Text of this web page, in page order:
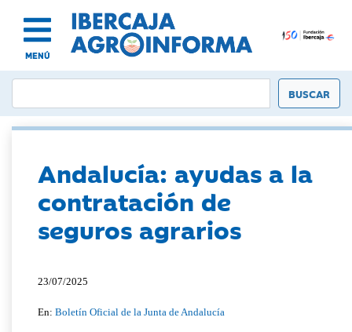
MENÚ
Andalucía: ayudas a la
contratación de
seguros agrarios
23/07/2025
En:Boletín Oficial de la Junta de Andalucía